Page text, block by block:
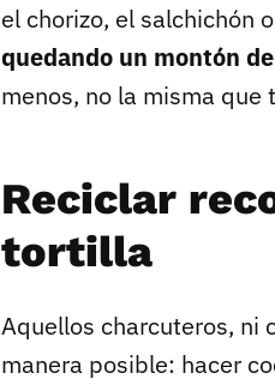
el chorizo, el salchichón
quedando un montón
menos, no la misma que
Reciclar
tortilla
Aquellos charcuteros, ni
manera posible: hacer